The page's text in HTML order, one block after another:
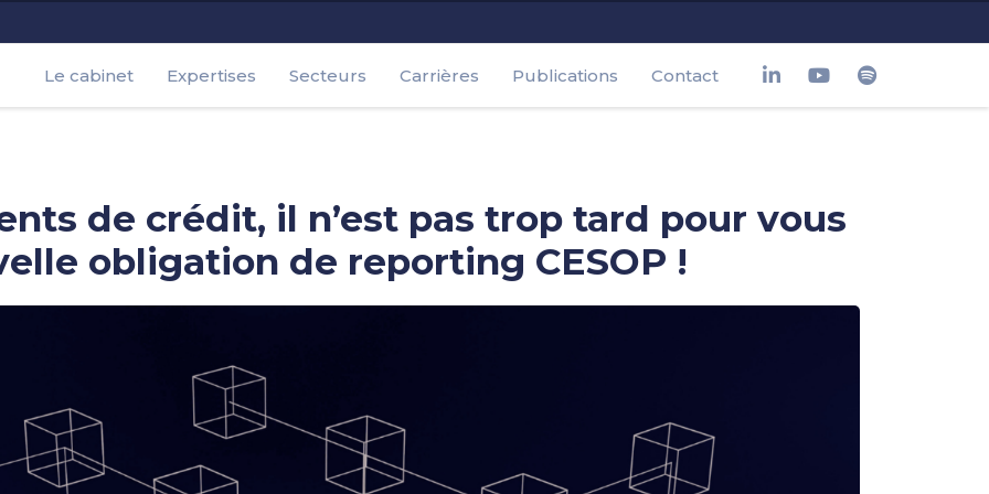
Le cabinet Expertises Secteurs Carrières Publications Contact
de crédit, il n’est pas trop tard pour vous
obligation de reporting CESOP !